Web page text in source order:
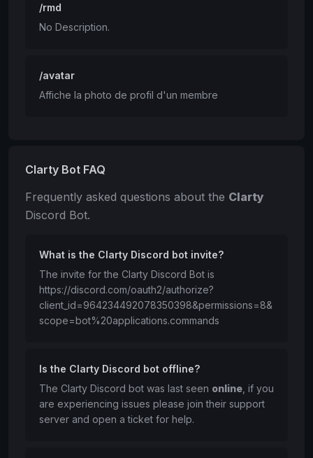
/rmd
No Description.
/avatar
Affiche la photo de profil d'un membre
Clarty Bot FAQ
Frequently asked questions about the Clarty
Discord Bot.
What is the Clarty Discord bot invite?
The invite for the Clarty Discord Bot is
https://discord.com/oauth2/authorize?
client_id=964234492078350398&permissions=8&
scope=bot%20applications.commands
Is the Clarty Discord bot offline?
The Clarty Discord bot was last seen online , if you
are experiencing issues please join their support
server and open a ticket for help.